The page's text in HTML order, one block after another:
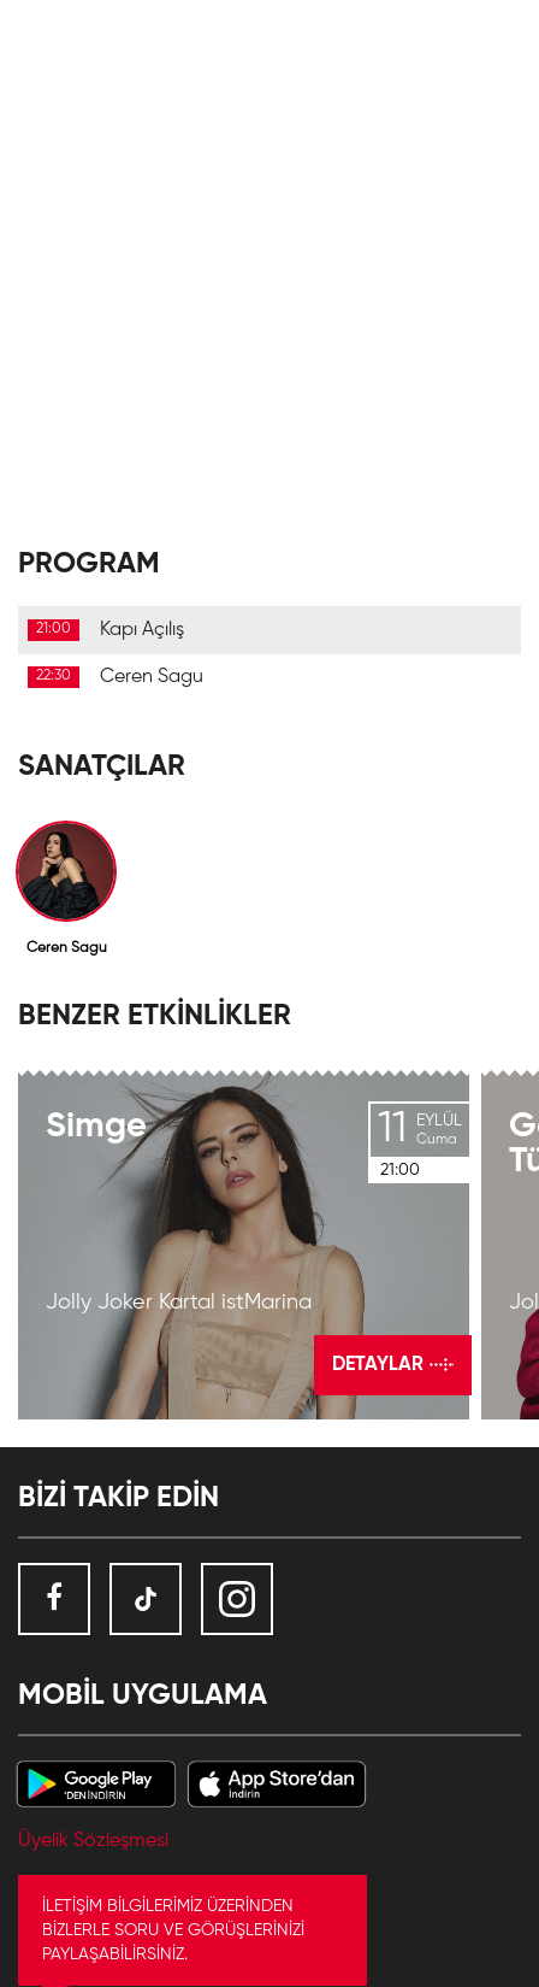
PROGRAM
21:00 Kapı Açılış
22:30 Ceren Sagu
SANATÇILAR
Ceren Sagu
BENZER ETKİNLİKLER
Simge
Jolly Joker Kartal istMarina
11 EYLÜL
Cuma
21:00
DETAYLAR
BİZİ TAKİP EDİN
MOBİL UYGULAMA
Üyelik Sözleşmesi
İLETİŞİM BİLGİLERİMİZ ÜZERİNDEN
BİZLERLE SORU VE GÖRÜŞLERİNİZİ
PAYLAŞABİLİRSİNİZ.